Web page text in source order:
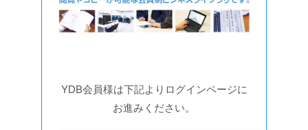
YDB会員様は下記よりログインページに
お進みください。